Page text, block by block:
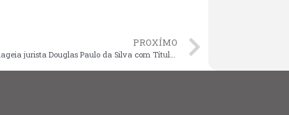
PROXÍMO
Assembleia homenageia jurista Douglas Paulo da Silva com Título de Cidadão Maranhense